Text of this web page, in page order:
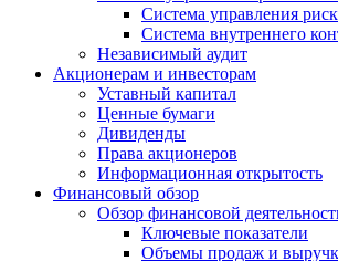
Система управления
Система внутреннего
Независимый аудит
Акционерам и инвесторам
Уставный капитал
Ценные бумаги
Дивиденды
Права акционеров
Информационная открытость
Финансовый обзор
Обзор финансовой
Ключевые показатели
Объемы продаж и